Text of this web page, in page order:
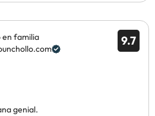
9.7
en familia
genial.